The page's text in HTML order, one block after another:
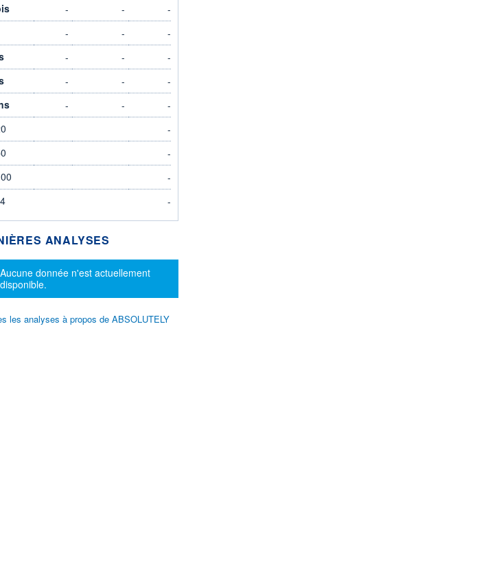
- -
-
- -
-
- -
-
- -
-
- -
-
-
-
-
-
ANALYSES
Message d'information
Aucune donnée n'est actuellement
disponible.
les analyses à propos de ABSOLUTELY